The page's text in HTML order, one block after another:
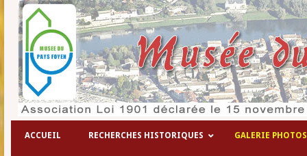
Les hôpitaux temporaires de la 1°
ACCUEIL RECHERCHES HISTORIQUES GALERIE PHOTOS